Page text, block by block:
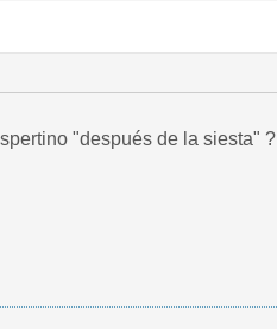
"después de la siesta" ?